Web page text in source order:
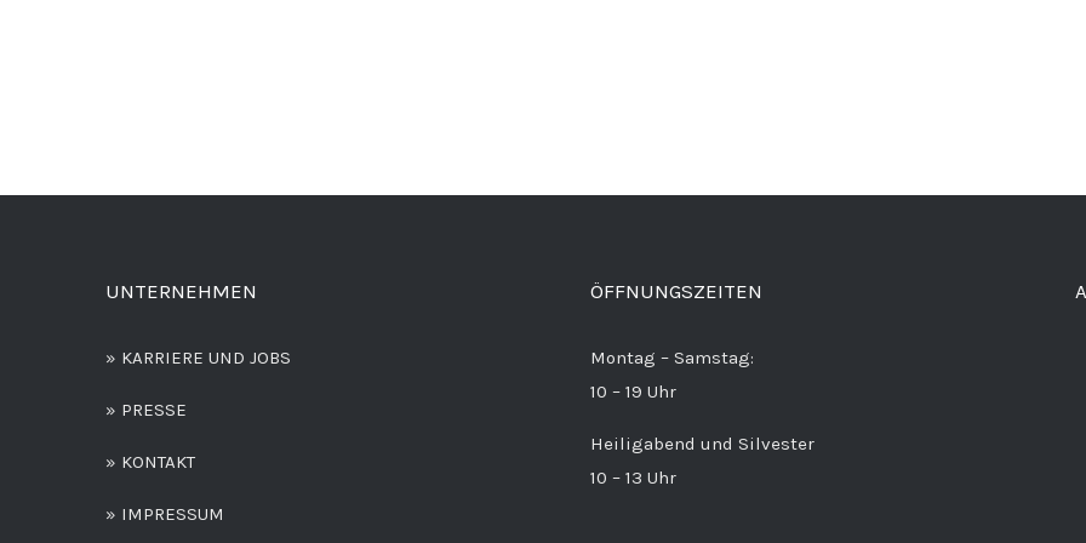
UNTERNEHMEN
» KARRIERE UND JOBS
» PRESSE
» KONTAKT
» IMPRESSUM
ÖFFNUNGSZEITEN
Montag – Samstag:
10 – 19 Uhr
Heiligabend und Silvester
10 – 13 Uhr